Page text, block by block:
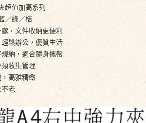
超值加高系列
／綠／桔
，文件收納更便利
鬆辦公，優質生活
納，適合隨身攜帶
收集管理
高雅精緻
不老